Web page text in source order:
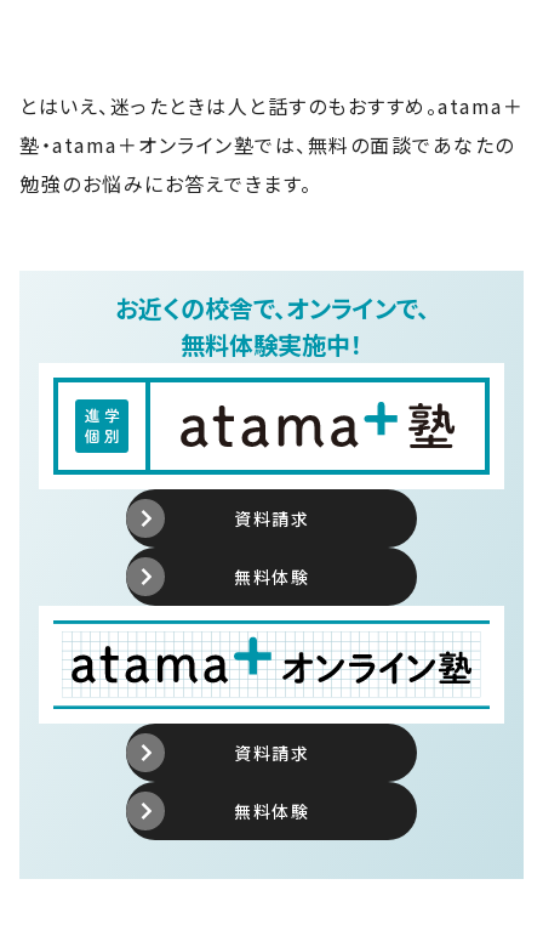
とはいえ、迷ったときは人と話すのもおすすめ。atama＋
塾・atama＋オンライン塾では、無料の面談であなたの
勉強のお悩みにお答えできます。
お近くの校舎で、オンラインで、
無料体験実施中！
資料請求
無料体験
資料請求
無料体験